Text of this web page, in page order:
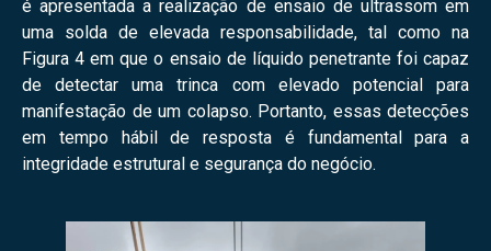
é apresentada a realização de ensaio de ultrassom em
uma solda de elevada responsabilidade, tal como na
Figura 4 em que o ensaio de líquido penetrante foi capaz
de detectar uma trinca com elevado potencial para
manifestação de um colapso. Portanto, essas detecções
em tempo hábil de resposta é fundamental para a
integridade estrutural e segurança do negócio.